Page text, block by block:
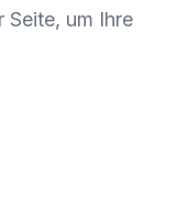
Seite, um Ihre